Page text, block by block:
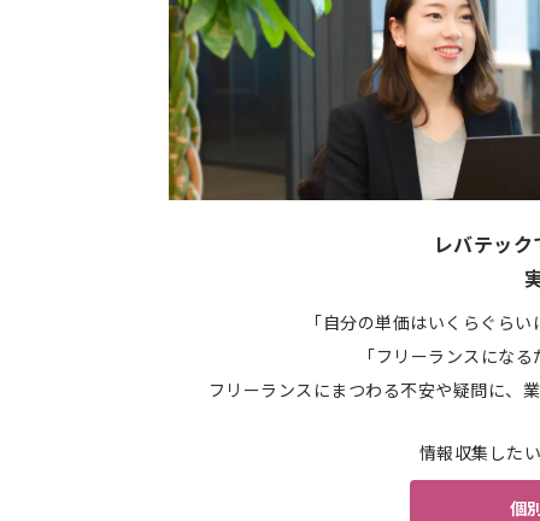
レバテッ
「自分の単価はいくらぐら
「フリーランスにな
フリーランスにまつわる不安や疑問に、
情報収集した
個